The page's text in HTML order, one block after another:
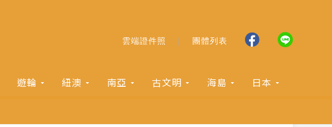
雲端證件照 團體列表
遊輪 紐澳 南亞 古文明 海島
日本